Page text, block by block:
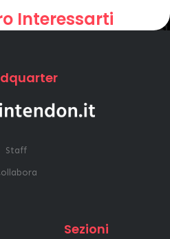
Interessarti
Staff
Sezioni